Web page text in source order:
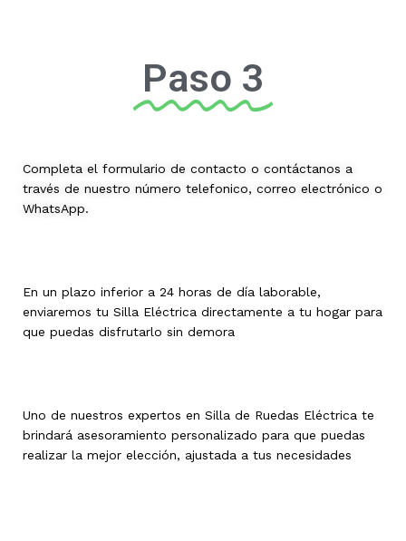
Paso 3
Completa el formulario de contacto o contáctanos a
través de nuestro número telefonico, correo electrónico o
WhatsApp.
En un plazo inferior a 24 horas de día laborable,
enviaremos tu Silla Eléctrica directamente a tu hogar para
que puedas disfrutarlo sin demora
Uno de nuestros expertos en Silla de Ruedas Eléctrica te
brindará asesoramiento personalizado para que puedas
realizar la mejor elección, ajustada a tus necesidades